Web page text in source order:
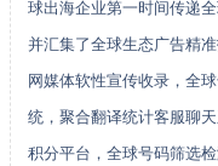
球出海企业第一时间传递
并汇集了全球生态广告精
网媒体软性宣传收录，全
统，聚合翻译统计客服聊
积分平台，全球号码筛选